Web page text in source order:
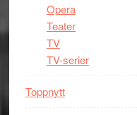
Opera
Teater
TV
TV-serier
Toppnytt